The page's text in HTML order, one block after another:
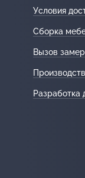
Условия
Сборка
Вызов
Разработка